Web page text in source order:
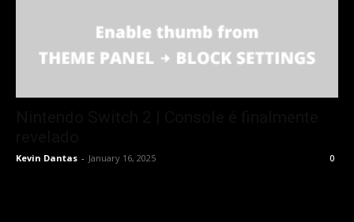
Kevin Dantas - January 16, 2025 0